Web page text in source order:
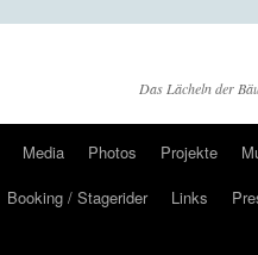
Das Lächeln der
Media Photos Projekte
Booking / Stagerider Links